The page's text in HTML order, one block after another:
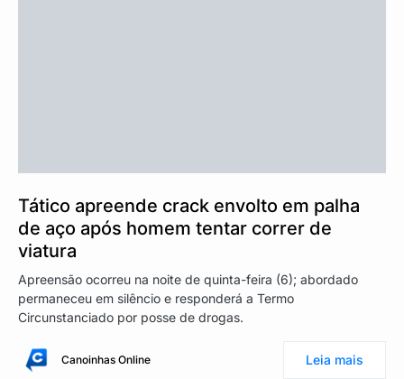
Tático apreende crack envolto em palha
de aço após homem tentar correr de
viatura
Apreensão ocorreu na noite de quinta-feira (6); abordado
permaneceu em silêncio e responderá a Termo
Circunstanciado por posse de drogas.
Canoinhas Online Leia mais